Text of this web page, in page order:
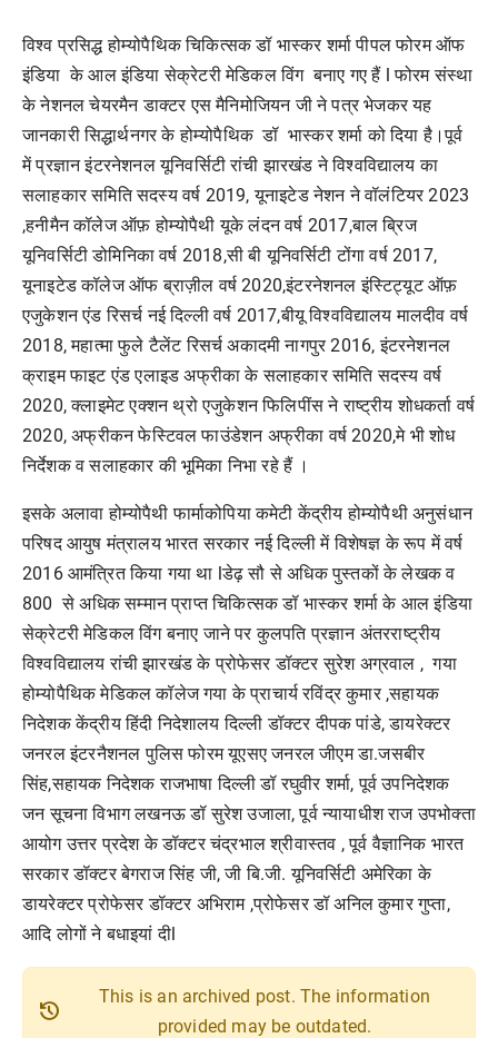
विश्व प्रसिद्ध होम्योपैथिक चिकित्सक डॉ भास्कर शर्मा पीपल फोरम ऑफ
इंडिया के आल इंडिया सेक्रेटरी मेडिकल विंग बनाए गए हैं l फोरम संस्था
के नेशनल चेयरमैन डाक्टर एस मैनिमोजियन जी ने पत्र भेजकर यह
जानकारी सिद्धार्थनगर के होम्योपैथिक डॉ भास्कर शर्मा को दिया है।पूर्व
में प्रज्ञान इंटरनेशनल यूनिवर्सिटी रांची झारखंड ने विश्वविद्यालय का
सलाहकार समिति सदस्य वर्ष 2019, यूनाइटेड नेशन ने वॉलंटियर 2023
,हनीमैन कॉलेज ऑफ़ होम्योपैथी यूके लंदन वर्ष 2017,बाल ब्रिज
यूनिवर्सिटी डोमिनिका वर्ष 2018,सी बी यूनिवर्सिटी टोंगा वर्ष 2017,
यूनाइटेड कॉलेज ऑफ ब्राज़ील वर्ष 2020,इंटरनेशनल इंस्टिट्यूट ऑफ़
एजुकेशन एंड रिसर्च नई दिल्ली वर्ष 2017,बीयू विश्वविद्यालय मालदीव वर्ष
2018, महात्मा फुले टैलेंट रिसर्च अकादमी नागपुर 2016, इंटरनेशनल
क्राइम फाइट एंड एलाइड अफ्रीका के सलाहकार समिति सदस्य वर्ष
2020, क्लाइमेट एक्शन थ्रो एजुकेशन फिलिपींस ने राष्ट्रीय शोधकर्ता वर्ष
2020, अफ्रीकन फेस्टिवल फाउंडेशन अफ्रीका वर्ष 2020,मे भी शोध
निर्देशक व सलाहकार की भूमिका निभा रहे हैं ।
इसके अलावा होम्योपैथी फार्माकोपिया कमेटी केंद्रीय होम्योपैथी अनुसंधान
परिषद आयुष मंत्रालय भारत सरकार नई दिल्ली में विशेषज्ञ के रूप में वर्ष
2016 आमंत्रित किया गया था lडेढ़ सौ से अधिक पुस्तकों के लेखक व
800 से अधिक सम्मान प्राप्त चिकित्सक डॉ भास्कर शर्मा के आल इंडिया
सेक्रेटरी मेडिकल विंग बनाए जाने पर कुलपति प्रज्ञान अंतरराष्ट्रीय
विश्वविद्यालय रांची झारखंड के प्रोफेसर डॉक्टर सुरेश अग्रवाल , गया
होम्योपैथिक मेडिकल कॉलेज गया के प्राचार्य रविंद्र कुमार ,सहायक
निदेशक केंद्रीय हिंदी निदेशालय दिल्ली डॉक्टर दीपक पांडे, डायरेक्टर
जनरल इंटरनैशनल पुलिस फोरम यूएसए जनरल जीएम डा.जसबीर
सिंह,सहायक निदेशक राजभाषा दिल्ली डॉ रघुवीर शर्मा, पूर्व उपनिदेशक
जन सूचना विभाग लखनऊ डॉ सुरेश उजाला, पूर्व न्यायाधीश राज उपभोक्ता
आयोग उत्तर प्रदेश के डॉक्टर चंद्रभाल श्रीवास्तव , पूर्व वैज्ञानिक भारत
सरकार डॉक्टर बेगराज सिंह जी, जी बि.जी. यूनिवर्सिटी अमेरिका के
डायरेक्टर प्रोफेसर डॉक्टर अभिराम ,प्रोफेसर डॉ अनिल कुमार गुप्ता,
आदि लोगों ने बधाइयां दीl
history
This is an archived post. The information
provided may be outdated.